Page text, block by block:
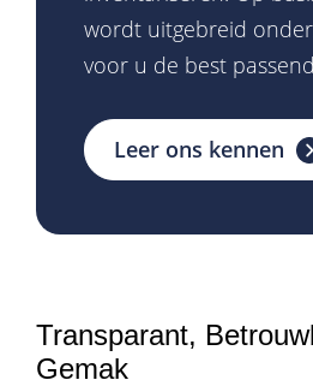
wordt uitgebreid
voor u de best
Leer ons kennen
Transparant,
Gemak